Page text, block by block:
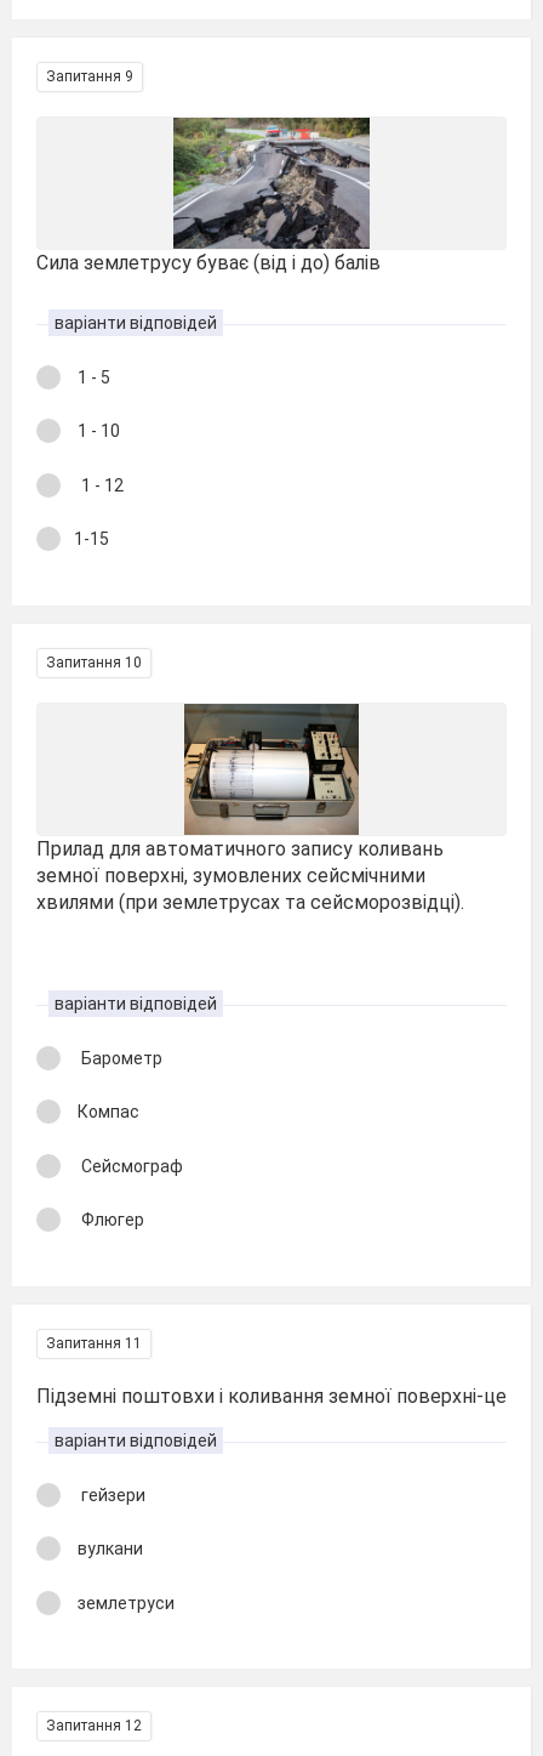
Запитання 9
Сила землетрусу буває (від і до) балів
варіанти відповідей
1 - 5
1 - 10
1 - 12
1-15
Запитання 10
Прилад для автоматичного запису коливань
земної поверхні, зумовлених сейсмічними
хвилями (при землетрусах та сейсморозвідці).
варіанти відповідей
Барометр
Компас
Сейсмограф
Флюгер
Запитання 11
Підземні поштовхи і коливання земної поверхні-це
варіанти відповідей
гейзери
вулкани
землетруси
Запитання 12